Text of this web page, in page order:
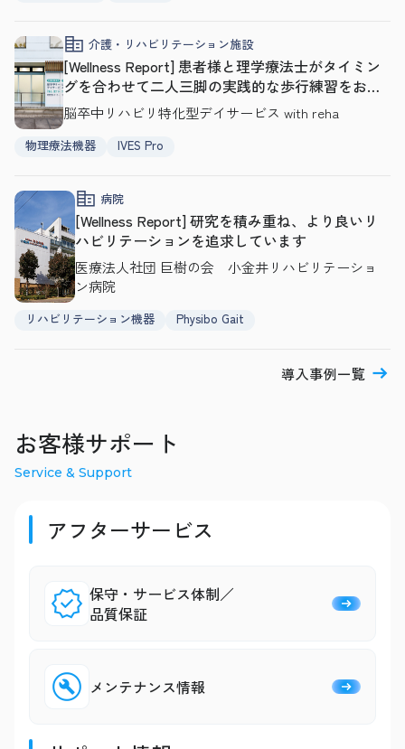
介護・リハビリテーション施設
[Wellness Report] 患者様と理学療法士がタイミン
グを合わせて二人三脚の実践的な歩行練習をおこ
ないます
脳卒中リハビリ特化型デイサービス with reha
物理療法機器 IVES Pro
病院
[Wellness Report] 研究を積み重ね、より良いリ
ハビリテーションを追求しています
医療法人社団 巨樹の会 小金井リハビリテーショ
ン病院
リハビリテーション機器 Physibo Gait
導入事例一覧
お客様サポート
Service & Support
アフターサービス
保守・サービス体制／
品質保証
メンテナンス情報